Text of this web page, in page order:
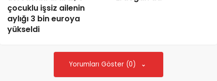
çocuklu işsiz ailenin
aylığı 3 bin euroya
yükseldi
Yorumları Göster (0)